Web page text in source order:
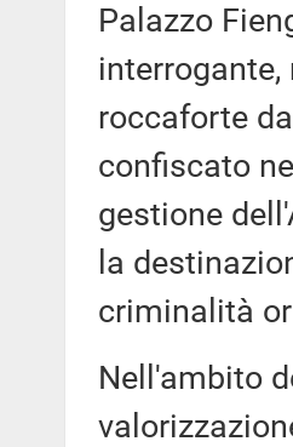
Palazzo
roccaforte
confiscato
gestione
la
criminalità
Nell'ambito